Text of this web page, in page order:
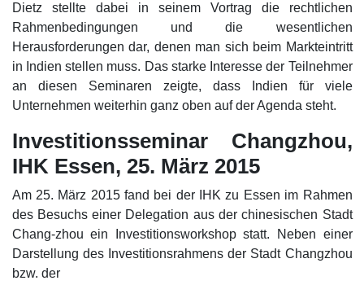
Dietz stellte dabei in seinem Vortrag die rechtlichen
Rahmenbedingungen und die wesentlichen
Herausforderungen dar, denen man sich beim Markteintritt
in Indien stellen muss. Das starke Interesse der Teilnehmer
an diesen Seminaren zeigte, dass Indien für viele
Unternehmen weiterhin ganz oben auf der Agenda steht.
Investitionsseminar Changzhou,
IHK Essen, 25. März 2015
Am 25. März 2015 fand bei der IHK zu Essen im Rahmen
des Besuchs einer Delegation aus der chinesischen Stadt
Chang-zhou ein Investitionsworkshop statt. Neben einer
Darstellung des Investitionsrahmens der Stadt Changzhou
bzw. der